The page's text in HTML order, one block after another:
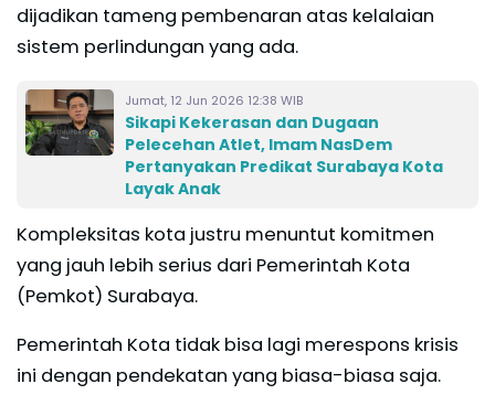
dijadikan tameng pembenaran atas kelalaian
sistem perlindungan yang ada.
Jumat, 12 Jun 2026 12:38 WIB
Sikapi Kekerasan dan Dugaan
Pelecehan Atlet, Imam NasDem
Pertanyakan Predikat Surabaya Kota
Layak Anak
Kompleksitas kota justru menuntut komitmen
yang jauh lebih serius dari Pemerintah Kota
(Pemkot) Surabaya.
Pemerintah Kota tidak bisa lagi merespons krisis
ini dengan pendekatan yang biasa-biasa saja.